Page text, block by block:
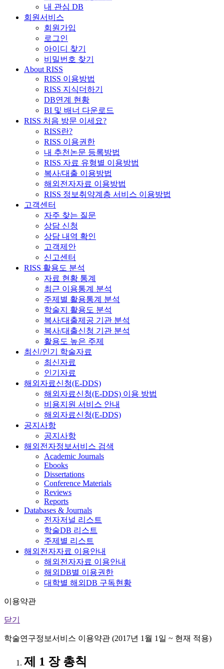
내 관심 DB
회원서비스
회원가입
로그인
아이디 찾기
비밀번호 찾기
About RISS
RISS 이용방법
RISS 지식더하기
DB연계 현황
BI 및 배너 다운로드
RISS 처음 방문 이세요?
RISS란?
RISS 이용권한
내 추천논문 등록방법
RISS 자료 유형별 이용방법
복사/대출 이용방법
해외전자자료 이용방법
RISS 정보취약계층 서비스 이용방법
고객센터
자주 찾는 질문
상담 신청
상담 내역 확인
고객제안
신고센터
RISS 활용도 분석
자료 현황 통계
최근 이용통계 분석
주제별 활용통계 분석
학술지 활용도 분석
복사/대출제공 기관 분석
복사/대출신청 기관 분석
활용도 높은 주제
최신/인기 학술자료
최신자료
인기자료
해외자료신청(E-DDS)
해외자료신청(E-DDS) 이용 방법
비용지원 서비스 안내
해외자료신청(E-DDS)
공지사항
공지사항
해외전자정보서비스 검색
Academic Journals
Ebooks
Dissertations
Conference Materials
Reviews
Reports
Databases & Journals
전자저널 리스트
학술DB 리스트
주제별 리스트
해외전자자료 이용안내
해외전자자료 이용안내
해외DB별 이용권한
대학별 해외DB 구독현황
이용약관
닫기
학술연구정보서비스 이용약관 (2017년 1월 1일 ~ 현재 적용)
제 1 장 총칙